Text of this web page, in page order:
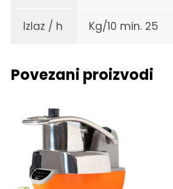
Izlaz / h Kg/10 min. 25
Povezani proizvodi